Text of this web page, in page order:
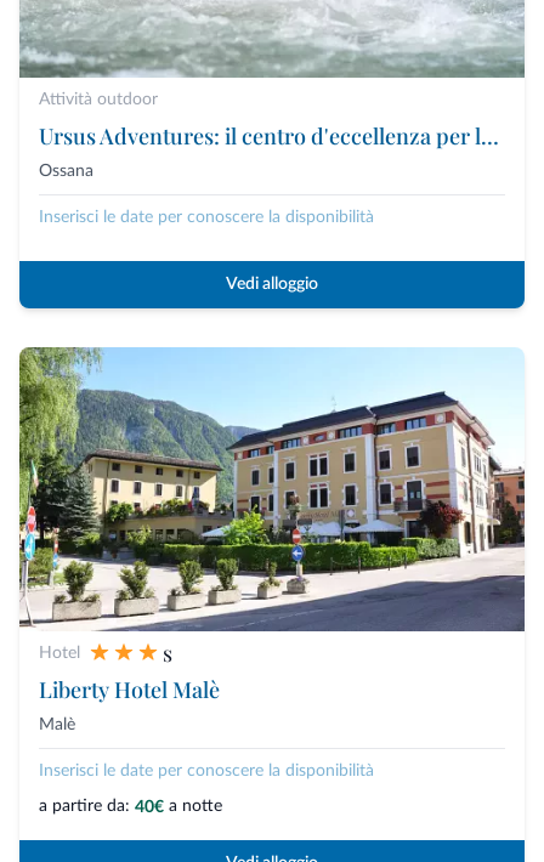
Attività outdoor
Ursus Adventures: il centro d'eccellenza per le attività outdoor premium in Trentino
Ossana
Inserisci le date per conoscere la disponibilità
Vedi alloggio
Hotel
s
Liberty Hotel Malè
Malè
Inserisci le date per conoscere la disponibilità
a partire da: 40€ a notte